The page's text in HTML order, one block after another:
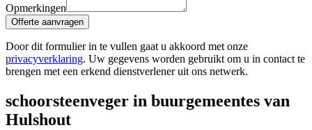
Opmerkingen
Offerte aanvragen
Door dit formulier in te vullen gaat u akkoord met onze
privacyverklaring. Uw gegevens worden gebruikt om u in contact te
brengen met een erkend dienstverlener uit ons netwerk.
schoorsteenveger in buurgemeentes van
Hulshout